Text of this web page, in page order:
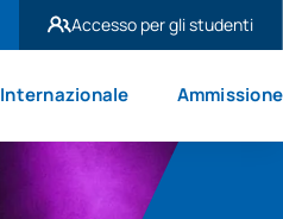
Accesso per gli studenti
UAX Mare Nostrum
Internazionale Ammissione